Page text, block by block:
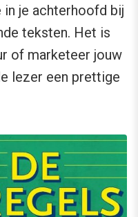
je achterhoofd bij
teksten. Het is
of marketeer jouw
lezer een prettige